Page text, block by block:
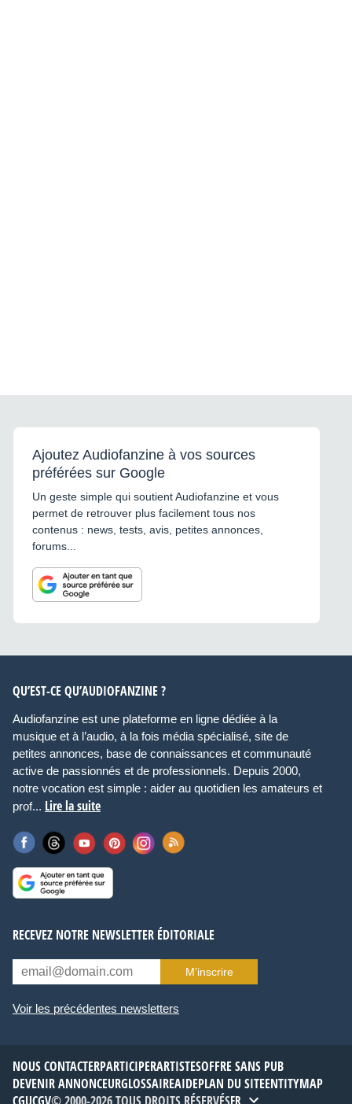
Ajoutez Audiofanzine à vos sources
préférées sur Google
Un geste simple qui soutient Audiofanzine et vous
permet de retrouver plus facilement tous nos
contenus : news, tests, avis, petites annonces,
forums...
QU’EST-CE QU’AUDIOFANZINE ?
Audiofanzine est une plateforme en ligne dédiée à la
musique et à l’audio, à la fois média spécialisé, site de
petites annonces, base de connaissances et communauté
active de passionnés et de professionnels. Depuis 2000,
notre vocation est simple : aider au quotidien les amateurs et
prof... Lire la suite
RECEVEZ NOTRE NEWSLETTER ÉDITORIALE
M’inscrire
Voir les précédentes newsletters
NOUS CONTACTERPARTICIPERARTISTESOFFRE SANS PUB
DEVENIR ANNONCEURGLOSSAIREAIDEPLAN DU SITEENTITYMAP
FR